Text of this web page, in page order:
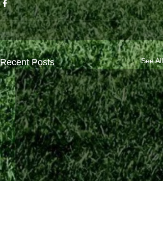
Recent Posts See All